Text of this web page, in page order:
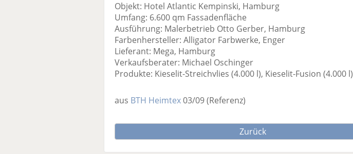
Objekt: Hotel Atlantic Kempinski, Hamburg
Umfang: 6.600 qm Fassadenfläche
Ausführung: Malerbetrieb Otto Gerber, Hamburg
Farbenhersteller: Alligator Farbwerke, Enger
Lieferant: Mega, Hamburg
Verkaufsberater: Michael Oschinger
Produkte: Kieselit-Streichvlies (4.000 l), Kieselit-Fusion (4.000 l)
aus BTH Heimtex03/09(Referenz)
Zurück